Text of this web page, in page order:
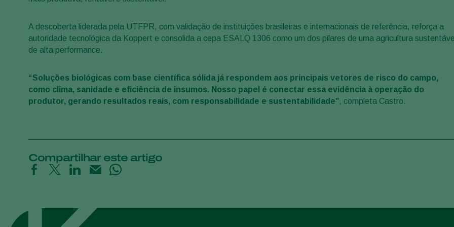
A descoberta liderada pela UTFPR, com validação de instituições brasileiras e internacionais de referência, reforça a
autoridade tecnológica da Koppert e consolida a cepa ESALQ 1306 como um dos pilares de uma agricultura
de alta performance.
“Soluções biológicas com base científica sólida já respondem aos principais vetores de risco do campo,
como clima, sanidade e eficiência de insumos. Nosso papel é conectar essa evidência à operação do
produtor, gerando resultados reais, com responsabilidade e sustentabilidade”, completa Castro.
Compartilhar este artigo